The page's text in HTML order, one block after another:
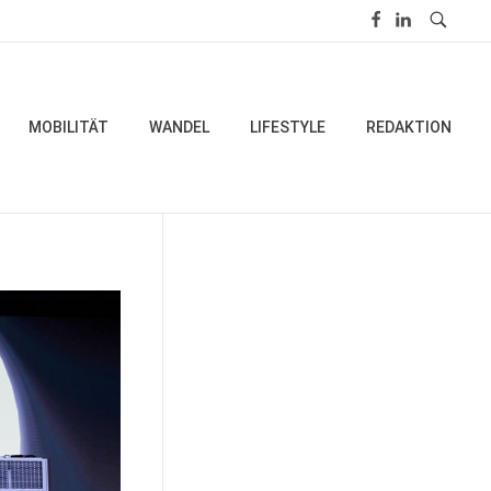
MOBILITÄT WANDEL LIFESTYLE REDAKTION